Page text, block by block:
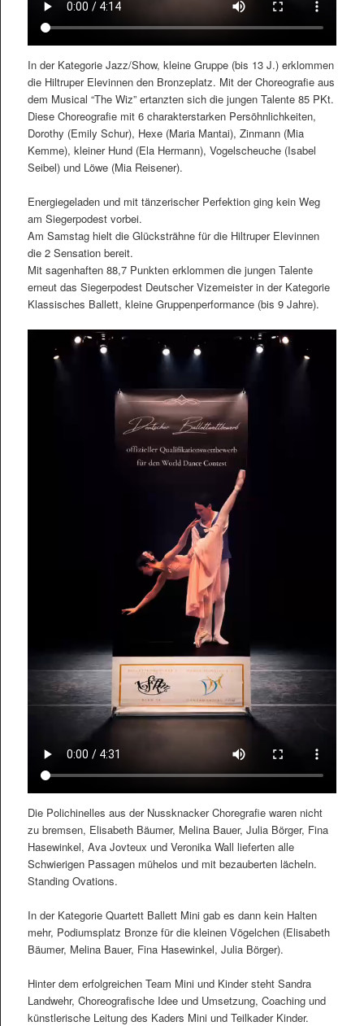
In der Kategorie Jazz/Show, kleine Gruppe (bis 13 J.) erklommen
die Hiltruper Elevinnen den Bronzeplatz. Mit der Choreografie aus
dem Musical “The Wiz” ertanzten sich die jungen Talente 85 PKt.
Diese Choreografie mit 6 charakterstarken Persöhnlichkeiten,
Dorothy (Emily Schur), Hexe (Maria Mantai), Zinmann (Mia
Kemme), kleiner Hund (Ela Hermann), Vogelscheuche (Isabel
Seibel) und Löwe (Mia Reisener).
Energiegeladen und mit tänzerischer Perfektion ging kein Weg
am Siegerpodest vorbei.
Am Samstag hielt die Glücksträhne für die Hiltruper Elevinnen
die 2 Sensation bereit.
Mit sagenhaften 88,7 Punkten erklommen die jungen Talente
erneut das Siegerpodest Deutscher Vizemeister in der Kategorie
Klassisches Ballett, kleine Gruppenperformance (bis 9 Jahre).
Die Polichinelles aus der Nussknacker Choregrafie waren nicht
zu bremsen, Elisabeth Bäumer, Melina Bauer, Julia Börger, Fina
Hasewinkel, Ava Jovteux und Veronika Wall lieferten alle
Schwierigen Passagen mühelos und mit bezauberten lächeln.
Standing Ovations.
In der Kategorie Quartett Ballett Mini gab es dann kein Halten
mehr, Podiumsplatz Bronze für die kleinen Vögelchen (Elisabeth
Bäumer, Melina Bauer, Fina Hasewinkel, Julia Börger).
Hinter dem erfolgreichen Team Mini und Kinder steht Sandra
Landwehr, Choreografische Idee und Umsetzung, Coaching und
künstlerische Leitung des Kaders Mini und Teilkader Kinder.